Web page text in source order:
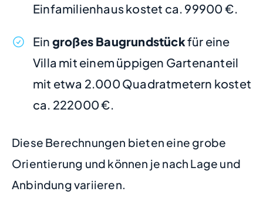
Einfamilienhaus kostet ca. 99900 €.
Ein großes Baugrundstückfür eine
Villa mit einem üppigen Gartenanteil
mit etwa 2.000 Quadratmetern kostet
ca. 222000 €.
Diese Berechnungen bieten eine grobe
Orientierung und können je nach Lage und
Anbindung variieren.